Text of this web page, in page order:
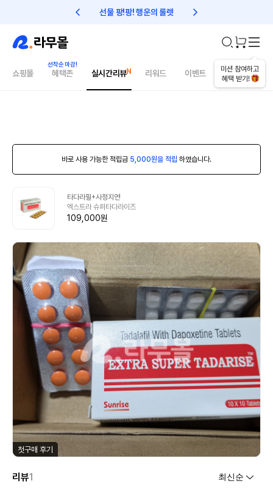
선물 팡!팡! 행운의 룰렛 친구초대 1만원 리워드!
미션 참여하고
혜택 받기!
쇼핑몰 혜택존 실시간리뷰 리워드 이벤트 건강매거진
바로 사용 가능한 적립금 5,000원을 적립 하였습니다.
타다라필+사정지연
엑스트라 슈퍼타다라이즈
109,000원
첫구매 후기
리뷰1